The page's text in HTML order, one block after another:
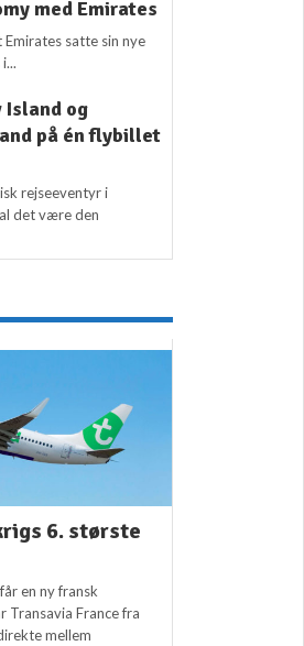
med Emirates
satte sin nye
Island og
på én flybillet
rejseeventyr i
det være den
6. største
en ny fransk
Transavia France fra
mellem